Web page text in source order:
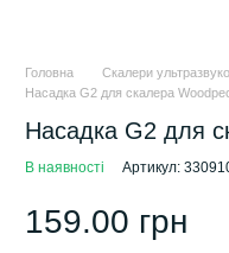
Головна Скалери
Насадка G2 для скалера
Насадка G2 для
В наявності Артикул:
159.00 грн